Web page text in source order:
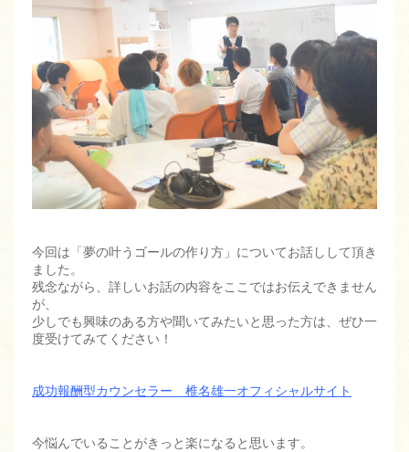
今回は「夢の叶うゴールの作り方」についてお話しして頂き
ました。
残念ながら、詳しいお話の内容をここではお伝えできません
が、
少しでも興味のある方や聞いてみたいと思った方は、ぜひ一
度受けてみてください！
成功報酬型カウンセラー 椎名雄一オフィシャルサイト
今悩んでいることがきっと楽になると思います。